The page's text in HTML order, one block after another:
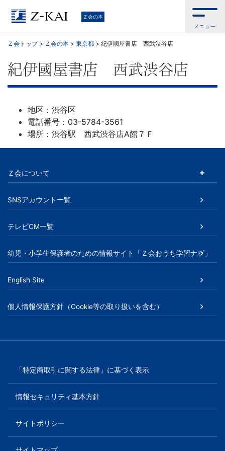
学
習
参
考
語
学
書、
幼
児・
小
け
籍、
Ｚ会の本
メニュー
Ｚ会トップ> Ｚ会の本 > 東京都 > 紀伊國屋書店 西武渋谷店
紀伊國屋書店 西武渋谷店
地区：渋谷区
電話番号：03-5784-3561
場所：渋谷駅 西武渋谷店A館７Ｆ
Ｚ会について
SNSアカウント一覧
テレビCM一覧
幼児・小学生保護者のための情報サイト「Ｚ会おうち学習ナビ」
English Site
個人情報保護方針（Cookie等の取り扱いを含む）
「特定商取引に関する法律」に基づく表示
情報セキュリティ基本方針
サイトポリシー